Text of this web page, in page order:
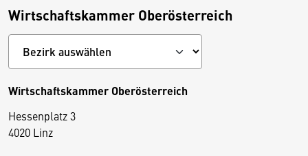
Wirtschaftskammer Oberösterreich
Wirtschaftskammer Oberösterreich
Hessenplatz 3
4020 Linz